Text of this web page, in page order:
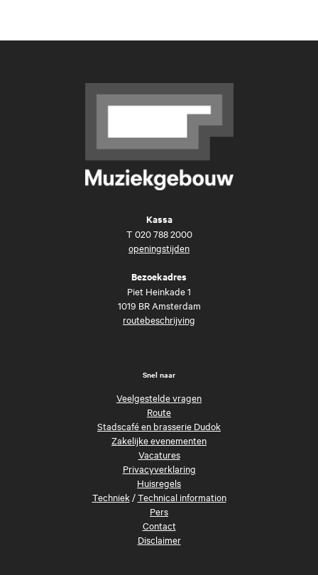
Kassa
T 020 788 2000
openingstijden
Bezoekadres
Piet Heinkade 1
1019 BR Amsterdam
routebeschrijving
Snel naar
Veelgestelde vragen
Route
Stadscafé en brasserie Dudok
Zakelijke evenementen
Vacatures
Privacyverklaring
Huisregels
Techniek/Technical information
Pers
Contact
Disclaimer